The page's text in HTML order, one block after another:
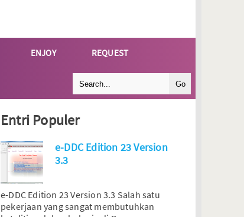
ENJOY REQUEST
Entri Populer
e-DDC Edition 23 Version
3.3
e-DDC Edition 23 Version 3.3 Salah satu
pekerjaan yang sangat membutuhkan